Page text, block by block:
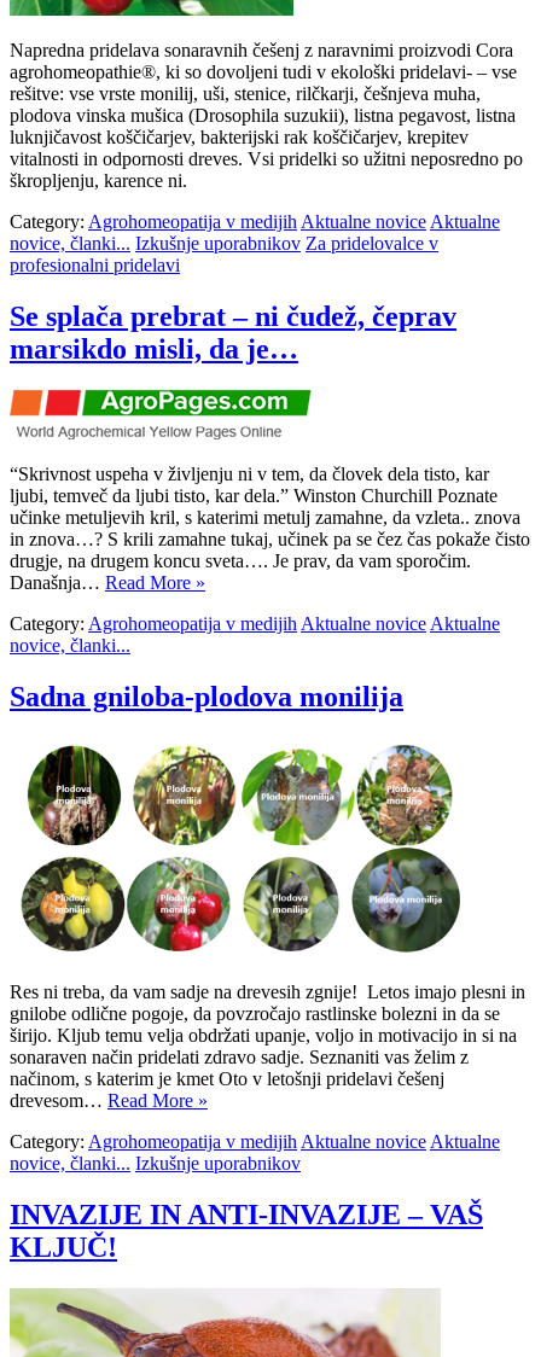
Napredna pridelava sonaravnih češenj z naravnimi proizvodi Cora
agrohomeopathie®, ki so dovoljeni tudi v ekološki pridelavi- – vse
rešitve: vse vrste monilij, uši, stenice, rilčkarji, češnjeva muha,
plodova vinska mušica (Drosophila suzukii), listna pegavost, listna
luknjičavost koščičarjev, bakterijski rak koščičarjev, krepitev
vitalnosti in odpornosti dreves. Vsi pridelki so užitni neposredno po
škropljenju, karence ni.
Category: Agrohomeopatija v medijih Aktualne novice Aktualne
novice, članki... Izkušnje uporabnikov Za pridelovalce v
profesionalni pridelavi
Se splača prebrat – ni čudež, čeprav
marsikdo misli, da je…
“Skrivnost uspeha v življenju ni v tem, da človek dela tisto, kar
ljubi, temveč da ljubi tisto, kar dela.” Winston Churchill Poznate
učinke metuljevih kril, s katerimi metulj zamahne, da vzleta.. znova
in znova…? S krili zamahne tukaj, učinek pa se čez čas pokaže čisto
drugje, na drugem koncu sveta…. Je prav, da vam sporočim.
Današnja… Read More »
Category: Agrohomeopatija v medijih Aktualne novice Aktualne
novice, članki...
Sadna gniloba-plodova monilija
Res ni treba, da vam sadje na drevesih zgnije! Letos imajo plesni in
gnilobe odlične pogoje, da povzročajo rastlinske bolezni in da se
širijo. Kljub temu velja obdržati upanje, voljo in motivacijo in si na
sonaraven način pridelati zdravo sadje. Seznaniti vas želim z
načinom, s katerim je kmet Oto v letošnji pridelavi češenj
drevesom… Read More »
Category: Agrohomeopatija v medijihAktualne noviceAktualne
novice, članki... Izkušnje uporabnikov
INVAZIJE IN ANTI-INVAZIJE – VAŠ
KLJUČ!